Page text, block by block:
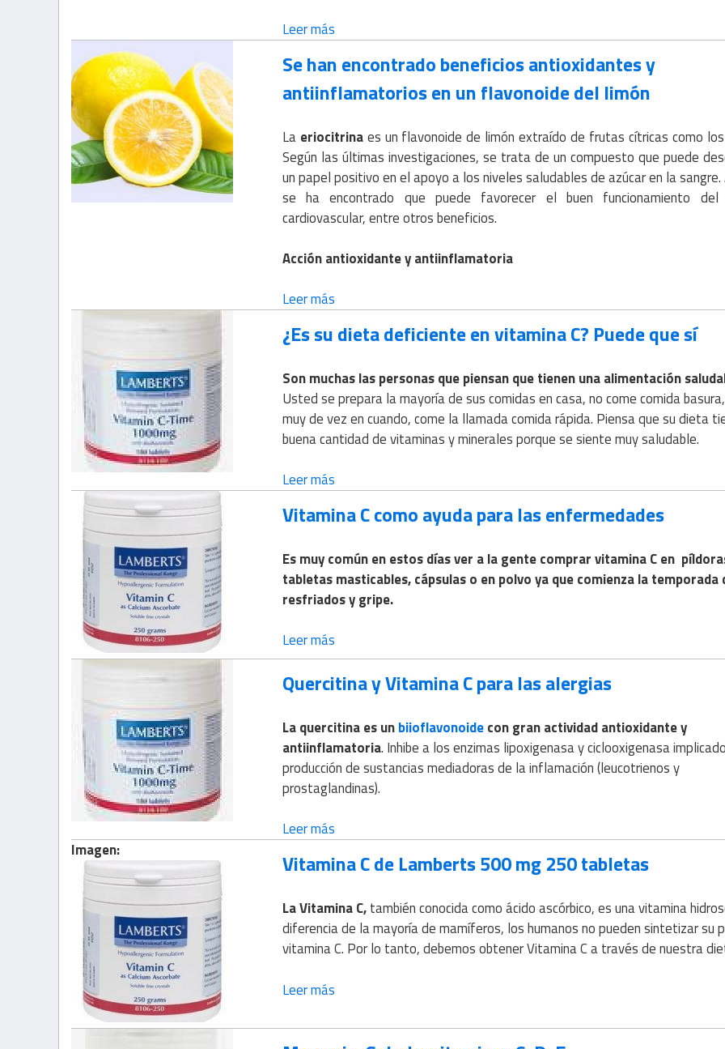
Leer más
Se han encontrado beneficios antioxidantes y
antiinflamatorios en un flavonoide del limón
La eriocitrinaes un flavonoide de limón extraído de frutas cítricas como
Según las últimas investigaciones, se trata de un compuesto que puede
un papel positivo en el apoyo a los niveles saludables de azúcar en la sangre.
se ha encontrado que puede favorecer el buen funcionamiento del
cardiovascular, entre otros beneficios.
Acción antioxidante y antiinflamatoria
Leer más
¿Es su dieta deficiente en vitamina C? Puede que sí
Son muchas las personas que piensan que tienen una alimentación
Usted se prepara la mayoría de sus comidas en casa, no come comida
muy de vez en cuando, come la llamada comida rápida. Piensa que su dieta
buena cantidad de vitaminas y minerales porque se siente muy saludable.
Leer más
Vitamina C como ayuda para las enfermedades
Es muy común en estos días ver a la gente comprar vitamina C en
tabletas masticables, cápsulas o en polvo ya que comienza la temporada
resfriados y gripe.
Leer más
Quercitina y Vitamina C para las alergias
La quercitina es unbiioflavonoidecon gran actividad antioxidante y
antiinflamatoria. Inhibe a los enzimas lipoxigenasa y ciclooxigenasa
producción de sustancias mediadoras de la inflamación (leucotrienos y
prostaglandinas).
Leer más
Imagen:
Vitamina C de Lamberts 500 mg 250 tabletas
La Vitamina C,también conocida como ácido ascórbico, es una vitamina
diferencia de la mayoría de mamíferos, los humanos no pueden sintetizar su
vitamina C. Por lo tanto, debemos obtener Vitamina C a través de nuestra
Leer más